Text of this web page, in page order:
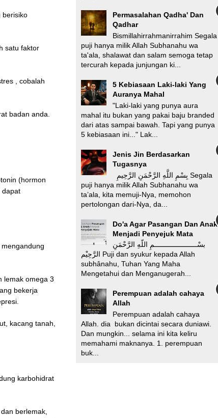
berisiko
satu faktor
, cobalah
badan anda.
(hormon
dapat
lemak omega 3
bekerja
kacang tanah,
karbohidrat
berlemak,
Permasalahan Qadha' Dan
Qadhar
Bismillahirrahmanirrahim Segala
puji hanya milik Allah Subhanahu wa
ta'ala, shalawat dan salam semoga tetap
tercurah kepada junjungan ki...
5 Kebiasaan Laki-laki Yang
Auranya Mahal
"Laki-laki yang punya aura
mahal itu bukan yang pakai baju branded
dari atas sampai bawah. Tapi yang punya
5 kebiasaan ini..." Lak...
Jenis Jin Berdasarkan
Tugasnya
puji hanya milik Allah Subhanahu wa
ta’ala, kita memuji-Nya, memohon
pertolongan dari-Nya, da...
Do'a Agar Pasangan Dan Anak
Menjadi Penyejuk Mata
بسْـــــــــــــــــــــمِ اللّهِ الرَّحْمَنِ
الرَّحِيْم Puji dan syukur kepada Allah
subhânahu, Tuhan Yang Maha
Mengetahui dan Menganugerah...
Perempuan adalah cahaya
Allah
Perempuan adalah cahaya
Allah. dia bukan dicintai secara duniawi.
Dan mungkin... selama ini kita keliru
memahami maknanya. 1. perempuan
buk...